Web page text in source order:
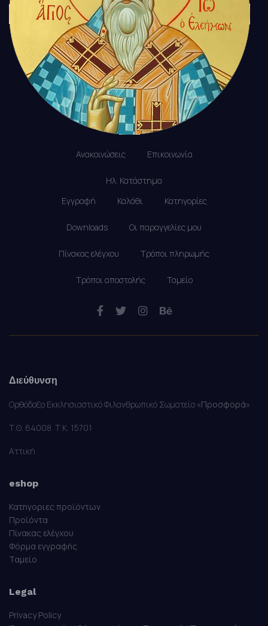
Ανακοινώσεις Επικοινωνία
Ηλ. Κατάστημα
Εγγραφή
Καλάθι Κατηγορίες
Downloads Οι παραγγελίες μου
Πίνακας ελέγχου Τρόποι πληρωμής
Τρόποι αποστολής Ταμείο
Διεύθυνση
Ορθόδοξο Εκκλησιαστικό Φιλανθρωπικό Σωματείο «Προσφορά»
Τ.Θ. 64008 Τ.Κ. 15701
Αττική
eshop
Κατηγοριες προϊόντων
Προϊόντα
Πίνακας ελέγχου
Φόρμα εγγραφής
Ταμείο
Legal
Privacy Policy